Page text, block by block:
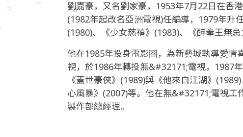
劉嘉豪，又名劉家豪，1953年7月22日在香
(1982年起改名亞洲電視)任編導，1979年升
(1980)、《少女慈禧》(1983)、《醉拳王無忌
他在1985年投身電影圈，為新藝城執導愛情
視，於1986年轉投無&#32171;電視，1987
《蓋世豪俠》(1989)與《他來自江湖》
心風暴》(2007)等。他在無&#32171;電視
製作部總經理。